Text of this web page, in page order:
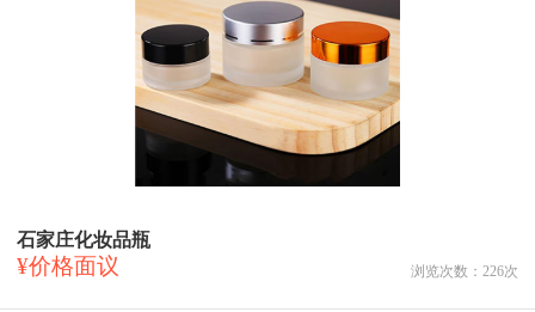
石家庄化妆品瓶
¥价格面议 浏览次数： 226次